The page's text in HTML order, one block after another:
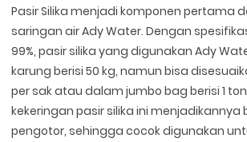
Pasir Silika menjadi komponen pertama
saringan air Ady Water. Dengan
99%, pasir silika yang digunakan Ady
karung berisi 50 kg, namun bisa
per sak atau dalam jumbo bag berisi 1
kekeringan pasir silika ini menjadikannya
pengotor, sehingga cocok digunakan